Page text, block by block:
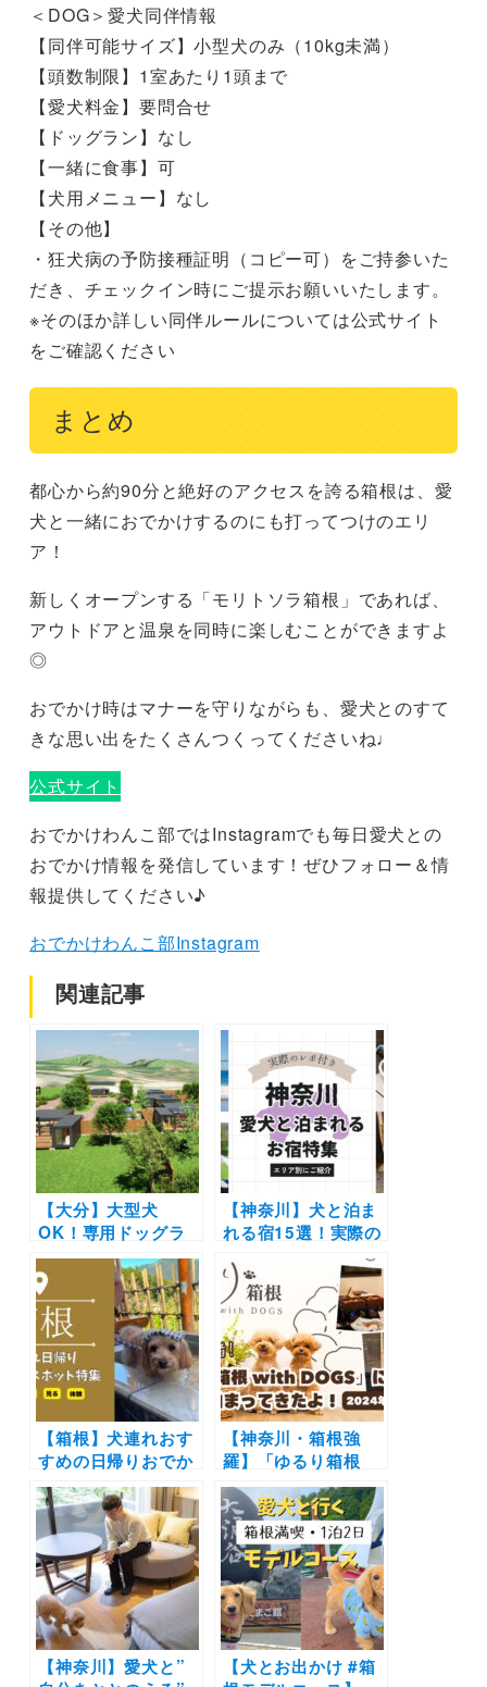
＜DOG＞愛犬同伴情報
【同伴可能サイズ】小型犬のみ（10kg未満）
【頭数制限】1室あたり1頭まで
【愛犬料金】要問合せ
【ドッグラン】なし
【一緒に食事】可
【犬用メニュー】なし
【その他】
・狂犬病の予防接種証明（コピー可）をご持参いた
だき、チェックイン時にご提示お願いいたします。
※そのほか詳しい同伴ルールについては公式サイト
をご確認ください
まとめ
都心から約90分と絶好のアクセスを誇る箱根は、愛
犬と一緒におでかけするのにも打ってつけのエリ
ア！
新しくオープンする「モリトソラ箱根」であれば、
アウトドアと温泉を同時に楽しむことができますよ
◎
おでかけ時はマナーを守りながらも、愛犬とのすて
きな思い出をたくさんつくってくださいね♩
公式サイト
おでかけわんこ部ではInstagramでも毎日愛犬との
おでかけ情報を発信しています！ぜひフォロー＆情
報提供してください♪
おでかけわんこ部Instagram
関連記事
【大分】大型犬
OK！専用ドッグラ
ン完備の「GLAMP
CABIN-グランキャ
ビン-安心院」がGW
にOPEN！九州初・
ブドウの郷でラグジ
ュアリーグランピン
グを楽しもう
【神奈川】犬と泊ま
れる宿15選！実際の
おでかけレポート口
コミ付き | 人気の温
泉宿やリゾートホテ
ルなど紹介
【箱根】犬連れおす
すめの日帰りおでか
けスポット特集！ペ
ットと一緒に観光や
食事・体験を楽しも
う♪実際のレポも紹
介
【神奈川・箱根強
羅】「ゆるり箱根
with DOGS」に愛犬
と泊まってきたよ！
屋内ドッグラン＆半
個室のレストランで
ずっと一緒の思い出
を♪
【神奈川】愛犬と”
【犬とお出かけ #箱